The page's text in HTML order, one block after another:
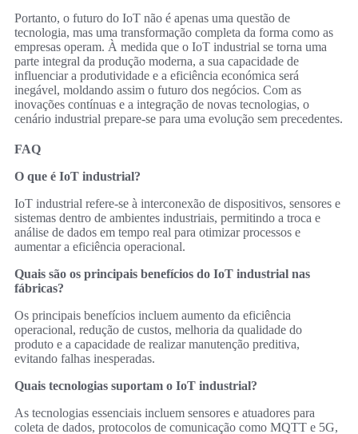
Portanto, o futuro do IoT não é apenas uma questão de
tecnologia, mas uma transformação completa da forma como as
empresas operam. À medida que o IoT industrial se torna uma
parte integral da produção moderna, a sua capacidade de
influenciar a produtividade e a eficiência económica será
inegável, moldando assim o futuro dos negócios. Com as
inovações contínuas e a integração de novas tecnologias, o
cenário industrial prepare-se para uma evolução sem precedentes.
FAQ
O que é IoT industrial?
IoT industrial refere-se à interconexão de dispositivos, sensores e
sistemas dentro de ambientes industriais, permitindo a troca e
análise de dados em tempo real para otimizar processos e
aumentar a eficiência operacional.
Quais são os principais benefícios do IoT industrial nas
fábricas?
Os principais benefícios incluem aumento da eficiência
operacional, redução de custos, melhoria da qualidade do
produto e a capacidade de realizar manutenção preditiva,
evitando falhas inesperadas.
Quais tecnologias suportam o IoT industrial?
As tecnologias essenciais incluem sensores e atuadores para
coleta de dados, protocolos de comunicação como MQTT e 5G,